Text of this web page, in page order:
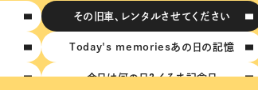
その旧車、レンタルさせてください
Today's memoriesあの日の記憶
今日は何の日？ くるま記念日